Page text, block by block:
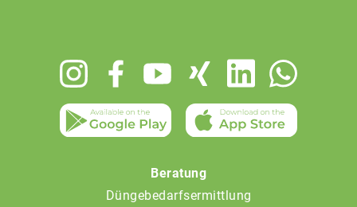
Beratung
Düngebedarfsermittlung